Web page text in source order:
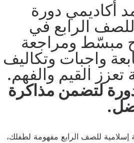
أكاديمي دورة
للصف الرابع في
مبسّط ومراجعة
واجبات وتكاليف
تعزز القيم والفهم.
لتضمن مذاكرة
للصف الرابع مفهومة لطفلك،